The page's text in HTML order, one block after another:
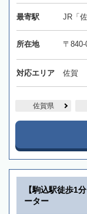
最寄駅 JR「
所在地 〒
対応エリア 佐賀
佐賀県
【駒込駅徒歩1
ーター